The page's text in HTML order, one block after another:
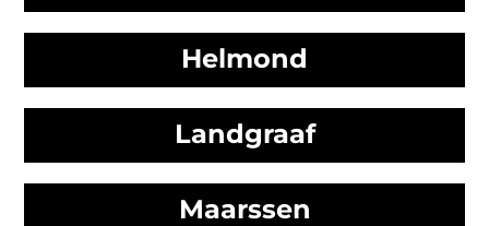
Helmond
Landgraaf
Maarssen